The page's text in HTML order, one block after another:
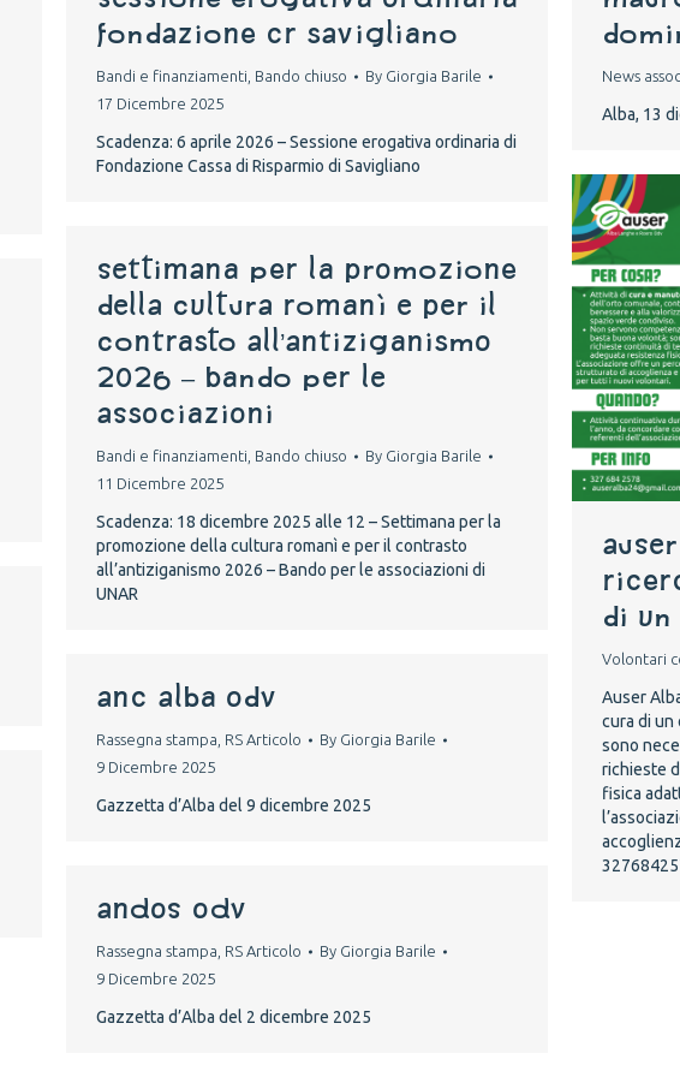
FONDAZIONE CR SAVIGLIANO
Bandi e finanziamenti Bando chiuso By Giorgia Barile
17 Dicembre 2025
Scadenza: 6 aprile 2026 – Sessione erogativa ordinaria di
Fondazione Cassa di Risparmio di Savigliano
News
Alba, 13
DI UN
Volontari
Auser
cura di un
sono
richieste
fisica
Settimana per la promozione
della cultura romanì e per il
contrasto all’antiziganismo
2026 – Bando per le
associazioni
Bandi e finanziamenti Bando chiuso By Giorgia Barile
11 Dicembre 2025
Scadenza: 18 dicembre 2025 alle 12 – Settimana per la
promozione della cultura romanì e per il contrasto
all’antiziganismo 2026 – Bando per le associazioni di
UNAR
ANC ALBA ODV
Rassegna stampa RS Articolo By Giorgia Barile
9 Dicembre 2025
Gazzetta d’Alba del 9 dicembre 2025
ANDOS ODV
Rassegna stampa RS Articolo By Giorgia Barile
9 Dicembre 2025
Gazzetta d’Alba del 2 dicembre 2025